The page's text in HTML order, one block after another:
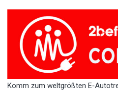
Komm zum weltgrößten E-